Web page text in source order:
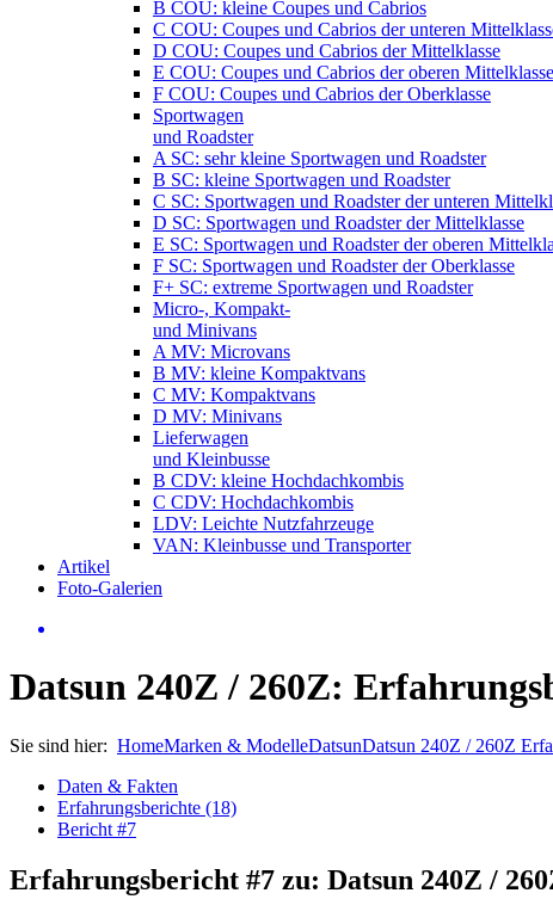
B COU: kleine Coupes und Cabrios
C COU: Coupes und Cabrios der unteren
D COU: Coupes und Cabrios der Mittelklasse
E COU: Coupes und Cabrios der oberen Mittelklasse
F COU: Coupes und Cabrios der Oberklasse
Sportwagen
und Roadster
A SC: sehr kleine Sportwagen und Roadster
B SC: kleine Sportwagen und Roadster
C SC: Sportwagen und Roadster der unteren
D SC: Sportwagen und Roadster der Mittelklasse
E SC: Sportwagen und Roadster der oberen
F SC: Sportwagen und Roadster der Oberklasse
F+ SC: extreme Sportwagen und Roadster
Micro-, Kompakt-
und Minivans
A MV: Microvans
B MV: kleine Kompaktvans
C MV: Kompaktvans
D MV: Minivans
Lieferwagen
und Kleinbusse
B CDV: kleine Hochdachkombis
C CDV: Hochdachkombis
LDV: Leichte Nutzfahrzeuge
VAN: Kleinbusse und Transporter
Artikel
Foto-Galerien
Datsun 240Z / 260Z:
Sie sind hier: HomeMarken & ModelleDatsunDatsun 240Z / 260Z
Daten & Fakten
Erfahrungsberichte (18)
Bericht #7
Erfahrungsbericht #7 zu: Datsun 240Z /